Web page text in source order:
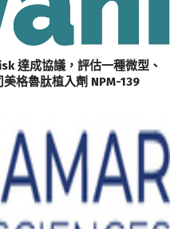
達成協議，評估一種微型、
格魯肽植入劑 NPM-139